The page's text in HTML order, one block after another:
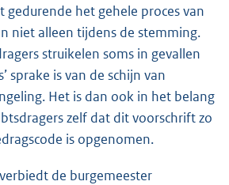
gedurende het gehele proces van
niet alleen tijdens de stemming.
struikelen soms in gevallen
sprake is van de schijn van
Het is dan ook in het belang
zelf dat dit voorschrift zo
is opgenomen.
de burgemeester